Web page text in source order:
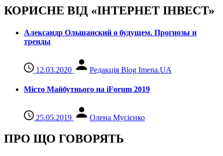
КОРИСНЕ ВІД «ІНТЕРНЕТ ІНВЕСТ»
Александр Ольшанский о будущем. Прогнозы и
тренды
12.03.2020 Редакція Blog Imena.UA
Місто Майбутнього на iForum 2019
25.05.2019 Олена Мусієнко
ПРО ЩО ГОВОРЯТЬ